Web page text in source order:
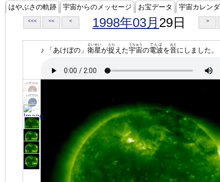
はやぶさの軌跡 宇宙からのメッセージ お宝データ 宇宙カレン
<<< << < 1998年03月 29日 >
♪ 「あけぼの」 衛星
えいせい
が捉
とら
えた宇宙
うちゅう
の電波
でんぱ
を音
おと
にしました。